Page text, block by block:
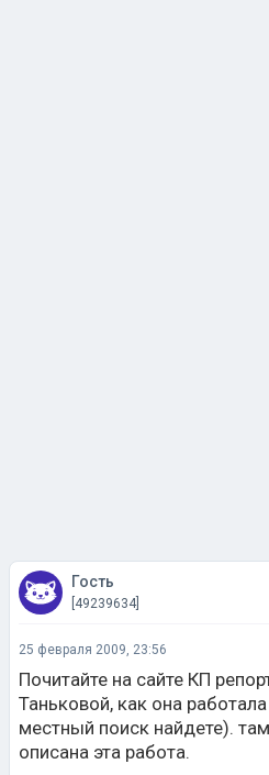
Гость
[49239634]
25 февраля 2009, 23:56
Почитайте на сайте КП
Таньковой, как она
местный поиск найдете).
описана эта работа.